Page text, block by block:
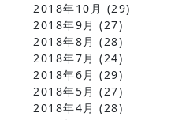
2018年10月 (29)
2018年9月 (27)
2018年8月 (28)
2018年7月 (24)
2018年6月 (29)
2018年5月 (27)
2018年4月 (28)